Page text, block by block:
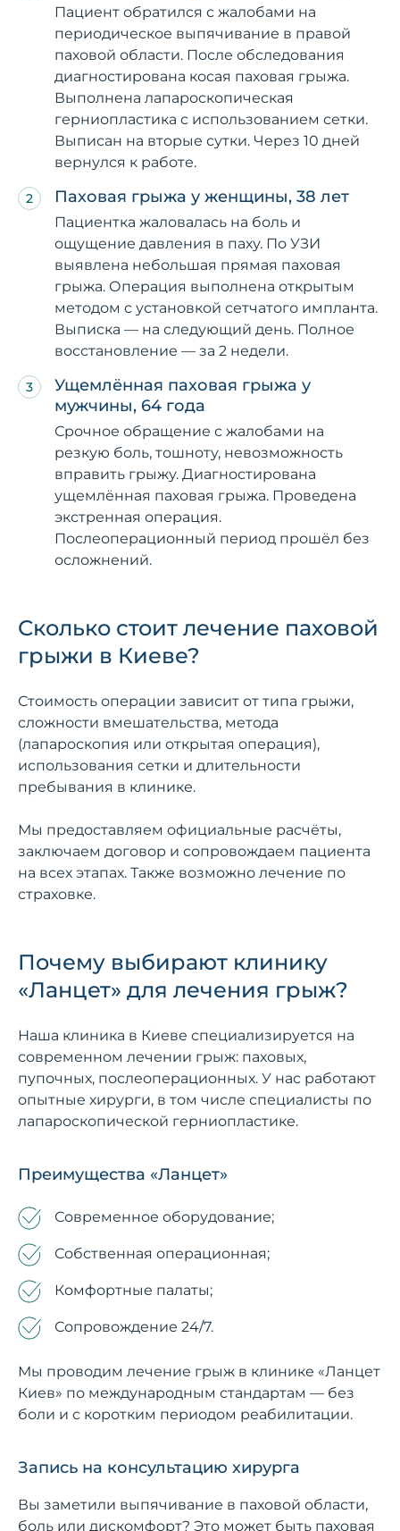
Пациент обратился с жалобами на
периодическое выпячивание в правой
паховой области. После обследования
диагностирована косая паховая грыжа.
Выполнена лапароскопическая
герниопластика с использованием сетки.
Выписан на вторые сутки. Через 10 дней
вернулся к работе.
Паховая грыжа у женщины, 38 лет
Пациентка жаловалась на боль и
ощущение давления в паху. По УЗИ
выявлена небольшая прямая паховая
грыжа. Операция выполнена открытым
методом с установкой сетчатого импланта.
Выписка — на следующий день. Полное
восстановление — за 2 недели.
Ущемлённая паховая грыжа у
мужчины, 64 года
Срочное обращение с жалобами на
резкую боль, тошноту, невозможность
вправить грыжу. Диагностирована
ущемлённая паховая грыжа. Проведена
экстренная операция.
Послеоперационный период прошёл без
осложнений.
Сколько стоит лечение паховой
грыжи в Киеве?
Стоимость операции зависит от типа грыжи,
сложности вмешательства, метода
(лапароскопия или открытая операция),
использования сетки и длительности
пребывания в клинике.
Мы предоставляем официальные расчёты,
заключаем договор и сопровождаем пациента
на всех этапах. Также возможно лечение по
страховке.
Почему выбирают клинику
«Ланцет» для лечения грыж?
Наша клиника в Киеве специализируется на
современном лечении грыж: паховых,
пупочных, послеоперационных. У нас работают
опытные хирурги, в том числе специалисты по
лапароскопической герниопластике.
Преимущества «Ланцет»
Современное оборудование;
Собственная операционная;
Комфортные палаты;
Сопровождение 24/7.
Мы проводим лечение грыж в клинике «Ланцет
Киев» по международным стандартам — без
боли и с коротким периодом реабилитации.
Запись на консультацию хирурга
Вы заметили выпячивание в паховой области,
боль или дискомфорт? Это может быть паховая